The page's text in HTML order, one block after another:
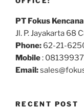
PT Fokus Kencana
Jl. P. Jayakarta 68
Phone: 62-21-
Mobile:
Email:
RECENT POST